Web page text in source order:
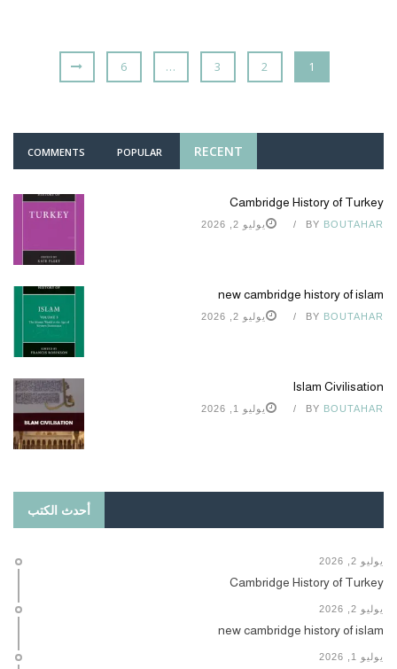
1
2
3
…
6
RECENT
POPULAR
COMMENTS
Cambridge History of Turkey
BY BOUTAHAR يوليو 2, 2026
new cambridge history of islam
BY BOUTAHAR يوليو 2, 2026
Islam Civilisation
BY BOUTAHAR يوليو 1, 2026
أحدث الكتب
يوليو 2, 2026
Cambridge History of Turkey
يوليو 2, 2026
new cambridge history of islam
يوليو 1, 2026